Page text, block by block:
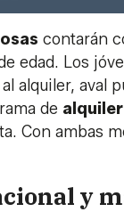
contarán
edad. Los
alquiler, aval
de
Con ambas
y